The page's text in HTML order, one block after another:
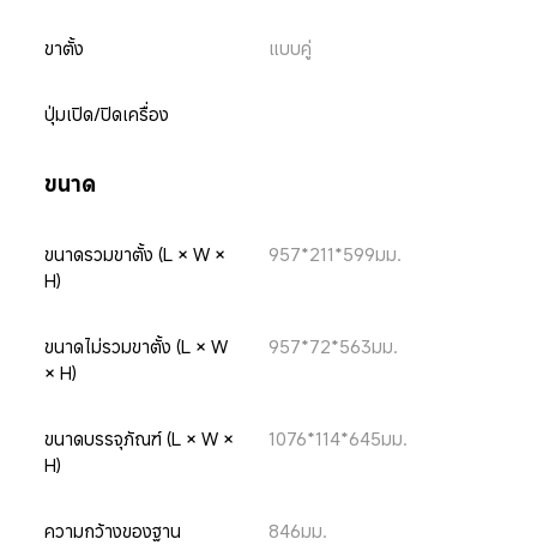
ขาตั้ง แบบคู่
ปุ่มเปิด/ปิดเครื่อง
ขนาด
ขนาดรวมขาตั้ง (L × W ×
H)
957*211*599มม.
ขนาดไม่รวมขาตั้ง (L × W
× H)
957*72*563มม.
ขนาดบรรจุภัณฑ์ (L × W ×
H)
1076*114*645มม.
ความกว้างของฐาน 846มม.